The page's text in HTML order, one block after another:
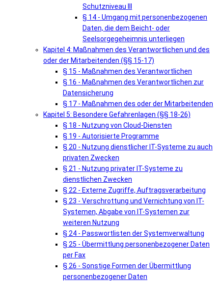
Schutzniveau III
§ 14 - Umgang mit personenbezogenen
Daten, die dem Beicht- oder
Seelsorgegeheimnis unterliegen
Kapitel 4: Maßnahmen des Verantwortlichen und des
oder der Mitarbeitenden (§§ 15-17)
§ 15 - Maßnahmen des Verantwortlichen
§ 16 - Maßnahmen des Verantwortlichen zur
Datensicherung
§ 17 - Maßnahmen des oder der Mitarbeitenden
Kapitel 5: Besondere Gefahrenlagen (§§ 18-26)
§ 18 - Nutzung von Cloud-Diensten
§ 19 - Autorisierte Programme
§ 20 - Nutzung dienstlicher IT-Systeme zu auch
privaten Zwecken
§ 21 - Nutzung privater IT-Systeme zu
dienstlichen Zwecken
§ 22 - Externe Zugriffe, Auftragsverarbeitung
§ 23 - Verschrottung und Vernichtung von IT-
Systemen, Abgabe von IT-Systemen zur
weiteren Nutzung
§ 24 - Passwortlisten der Systemverwaltung
§ 25 - Übermittlung personenbezogener Daten
per Fax
§ 26 - Sonstige Formen der Übermittlung
personenbezogener Daten